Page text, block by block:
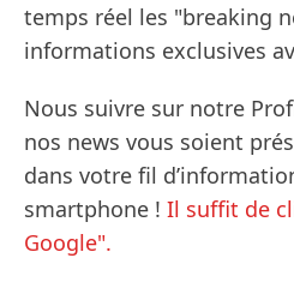
temps réel les "breaking
informations exclusives
Nous suivre sur notre
nos news vous soient
dans votre fil
smartphone ! Il suffit de
Google".